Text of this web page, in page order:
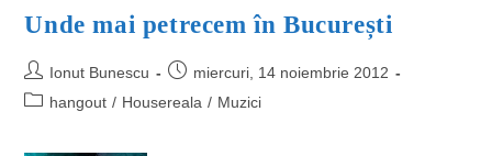
Unde mai petrecem în București
Ionut Bunescu
miercuri, 14 noiembrie 2012
hangout / Housereala / Muzici